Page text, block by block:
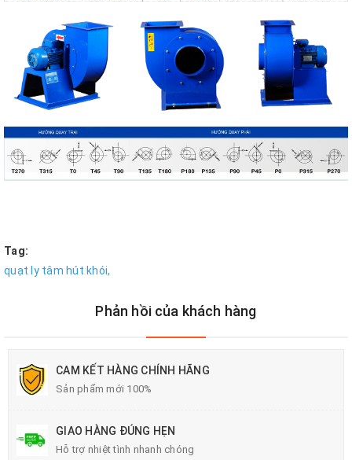
Tag:
quạt ly tâm hút khói,
Phản hồi của khách hàng
CAM KẾT HÀNG CHÍNH HÃNG
Sản phẩm mới 100%
GIAO HÀNG ĐÚNG HẸN
Hỗ trợ nhiệt tình nhanh chóng